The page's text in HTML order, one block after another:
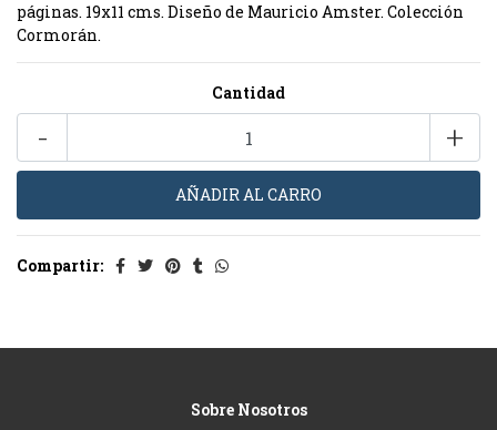
páginas. 19x11 cms. Diseño de Mauricio Amster. Colección
Cormorán.
Cantidad
+
-
Compartir:
Sobre Nosotros